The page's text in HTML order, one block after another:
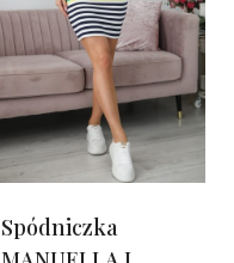
Spódniczka